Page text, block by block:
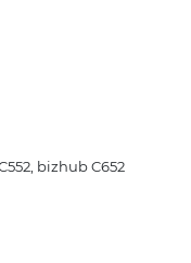
bizhub C652